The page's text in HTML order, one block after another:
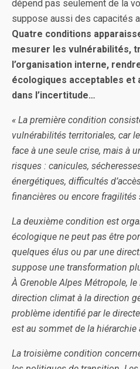
dépend pas seulement de la
suppose aussi des capacités
Quatre conditions
mesurer les vulnérabilités,
l’organisation interne,
écologiques acceptables et
dans l’incertitude…
« La première condition
vulnérabilités territoriales, car
face à une seule crise, mais à
risques : canicules,
énergétiques, difficultés
financières ou encore fragilités
La deuxième condition est
écologique ne peut pas être
quelques élus ou par une
suppose une transformation
À Grenoble Alpes Métropole,
direction climat à la direction
problème identifié par le
est au sommet de la
La troisième condition